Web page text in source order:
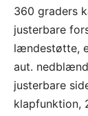
360 graders
justerbare
lændestøtte,
aut.
justerbare
klapfunktion,